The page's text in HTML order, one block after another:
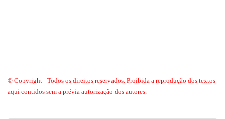
© Copyright - Todos os direitos reservados. Proibida a reprodução dos textos
aqui contidos sem a prévia autorização dos autores.